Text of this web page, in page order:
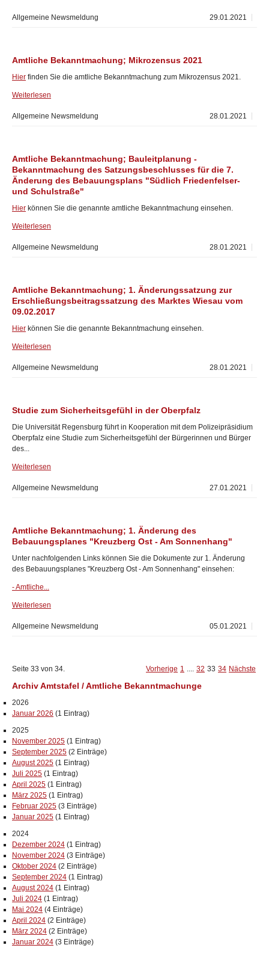
29.01.2021
Allgemeine Newsmeldung
Amtliche Bekanntmachung; Mikrozensus 2021
Hier finden Sie die amtliche Bekanntmachung zum Mikrozensus 2021.
Weiterlesen
28.01.2021
Allgemeine Newsmeldung
Amtliche Bekanntmachung; Bauleitplanung -
Bekanntmachung des Satzungsbeschlusses für die 7.
Änderung des Bebauungsplans "Südlich Friedenfelser-
und Schulstraße"
Hier können Sie die genannte amtliche Bekanntmachung einsehen.
Weiterlesen
28.01.2021
Allgemeine Newsmeldung
Amtliche Bekanntmachung; 1. Änderungssatzung zur
Erschließungsbeitragssatzung des Marktes Wiesau vom
09.02.2017
Hier können Sie die genannte Bekanntmachung einsehen.
Weiterlesen
28.01.2021
Allgemeine Newsmeldung
Studie zum Sicherheitsgefühl in der Oberpfalz
Die Universität Regensburg führt in Kooperation mit dem Polizeipräsidium
Oberpfalz eine Studie zum Sicherheitsgefühl der Bürgerinnen und Bürger
des...
Weiterlesen
27.01.2021
Allgemeine Newsmeldung
Amtliche Bekanntmachung; 1. Änderung des
Bebauungsplanes "Kreuzberg Ost - Am Sonnenhang"
Unter nachfolgenden Links können Sie die Dokumente zur 1. Änderung
des Bebauungsplanes "Kreuzberg Ost - Am Sonnenhang" einsehen:
- Amtliche...
Weiterlesen
05.01.2021
Allgemeine Newsmeldung
Seite 33 von 34. Vorherige 1 .... 32 33 34 Nächste
Archiv Amtstafel / Amtliche Bekanntmachunge
2026
Januar 2026 (1 Eintrag)
2025
November 2025 (1 Eintrag)
September 2025 (2 Einträge)
August 2025 (1 Eintrag)
Juli 2025 (1 Eintrag)
April 2025 (1 Eintrag)
März 2025 (1 Eintrag)
Februar 2025 (3 Einträge)
Januar 2025 (1 Eintrag)
2024
Dezember 2024 (1 Eintrag)
November 2024 (3 Einträge)
Oktober 2024 (2 Einträge)
September 2024 (1 Eintrag)
August 2024 (1 Eintrag)
Juli 2024 (1 Eintrag)
Mai 2024 (4 Einträge)
April 2024 (2 Einträge)
März 2024 (2 Einträge)
Januar 2024 (3 Einträge)